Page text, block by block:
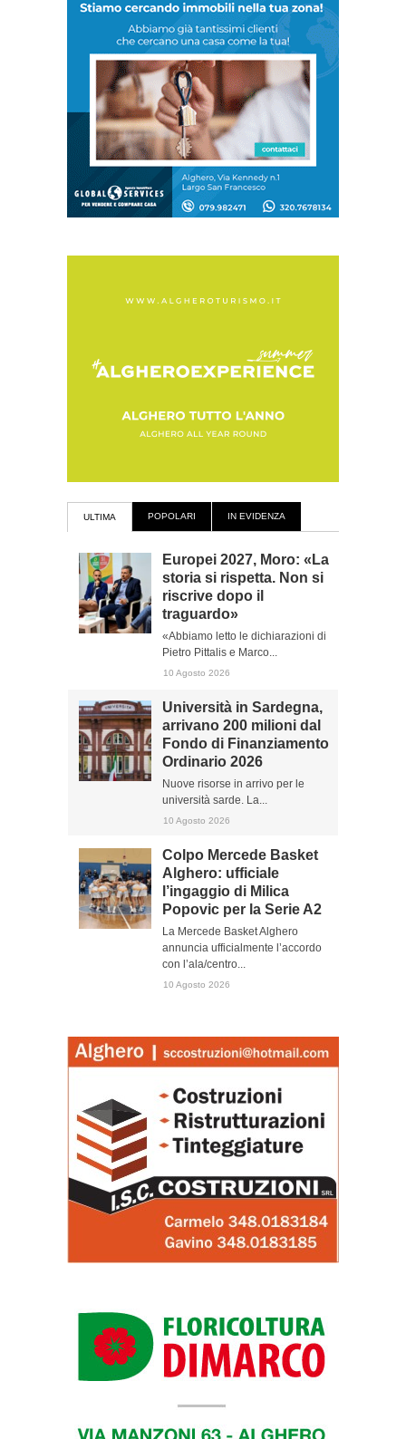
ULTIMA POPOLARI IN EVIDENZA
Europei 2027, Moro: «La
storia si rispetta. Non si
riscrive dopo il
traguardo»
«Abbiamo letto le dichiarazioni di
Pietro Pittalis e Marco...
10 Agosto 2026
Università in Sardegna,
arrivano 200 milioni dal
Fondo di Finanziamento
Ordinario 2026
Nuove risorse in arrivo per le
università sarde. La...
10 Agosto 2026
Colpo Mercede Basket
Alghero: ufficiale
l’ingaggio di Milica
Popovic per la Serie A2
La Mercede Basket Alghero
annuncia ufficialmente l’accordo
con l’ala/centro...
10 Agosto 2026